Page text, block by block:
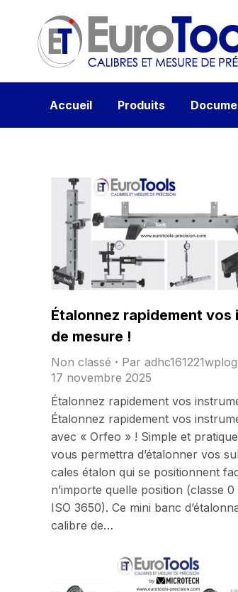
Accueil Produits
Étalonnez rapidement vos
de mesure !
Non classé Par adhc161221wplog
17 novembre 2025
Étalonnez rapidement vos
Étalonnez rapidement vos
avec « Orfeo » ! Simple et
vous permettra d’étalonner vos
cales étalon qui se positionnent
n’importe quelle position (classe
ISO 3650). Ce mini banc
calibre de…